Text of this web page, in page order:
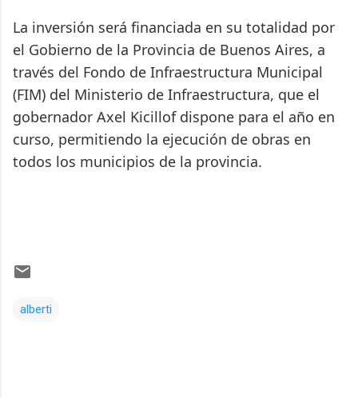
La inversión será financiada en su totalidad por
el Gobierno de la Provincia de Buenos Aires, a
través del Fondo de Infraestructura Municipal
(FIM) del Ministerio de Infraestructura, que el
gobernador Axel Kicillof dispone para el año en
curso, permitiendo la ejecución de obras en
todos los municipios de la provincia.
alberti